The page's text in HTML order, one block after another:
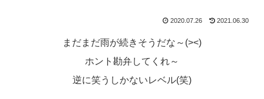
2020.07.26 2021.06.30
まだまだ雨が続きそうだな～(><)
ホント勘弁してくれ～
逆に笑うしかないレベル(笑)